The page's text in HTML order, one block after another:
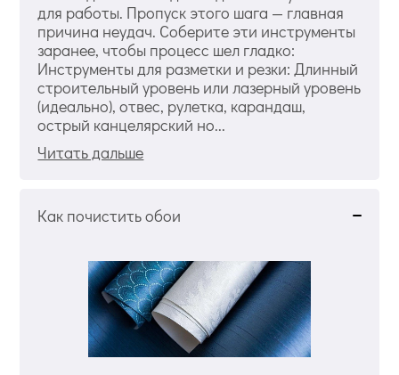
для работы. Пропуск этого шага — главная
причина неудач. Соберите эти инструменты
заранее, чтобы процесс шел гладко:
Инструменты для разметки и резки: Длинный
строительный уровень или лазерный уровень
(идеально), отвес, рулетка, карандаш,
острый канцелярский но...
Читать дальше
Как почистить обои